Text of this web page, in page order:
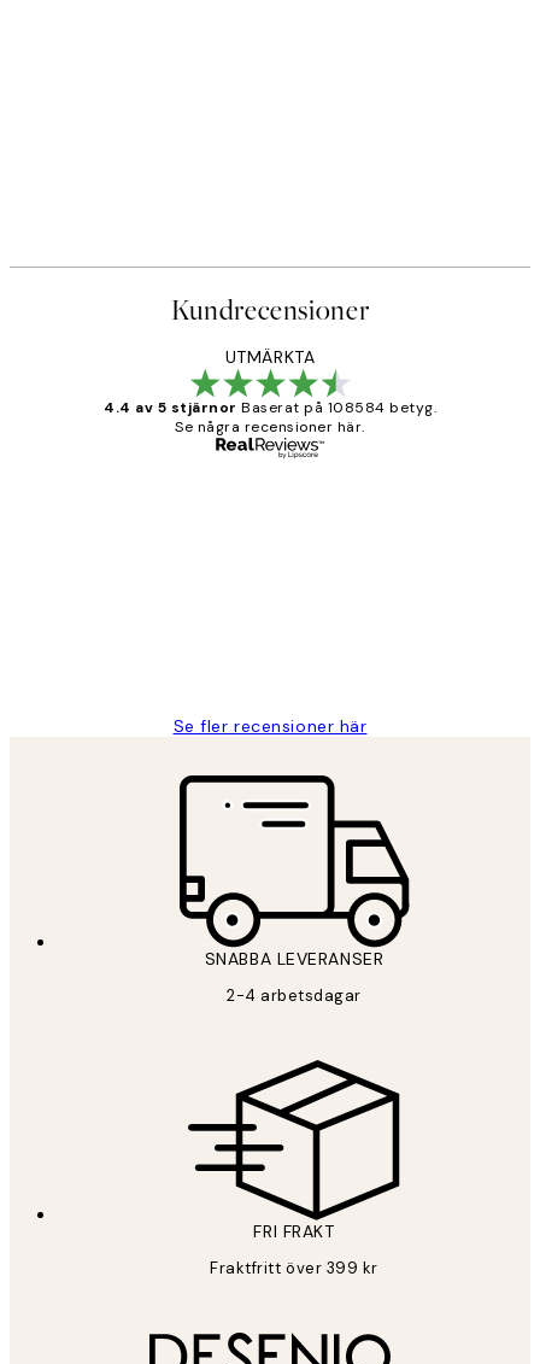
Kundrecensioner
UTMÄRKTA
4.4 av 5 stjärnor Baserat på 108584 betyg.
Se några recensioner här.
Se fler recensioner här
SNABBA LEVERANSER
2-4 arbetsdagar
FRI FRAKT
Fraktfritt över 399 kr